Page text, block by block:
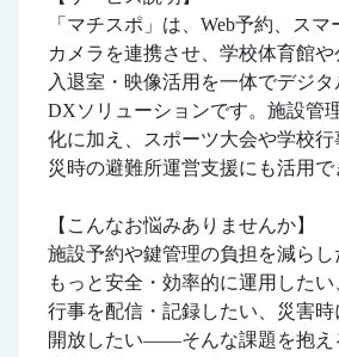
「マチスポ」は、Web予約、ス
カメラを連携させ、学校体育館や
入退室・映像活用を一体でデジ
DXソリューションです。施設管
化に加え、スポーツ大会や学校
災時の避難所運営支援にも活用で
【こんなお悩みありませんか】
施設予約や鍵管理の負担を減ら
もっと安全・効率的に運用した
行事を配信・記録したい、災害
開放したい――そんな課題を抱え